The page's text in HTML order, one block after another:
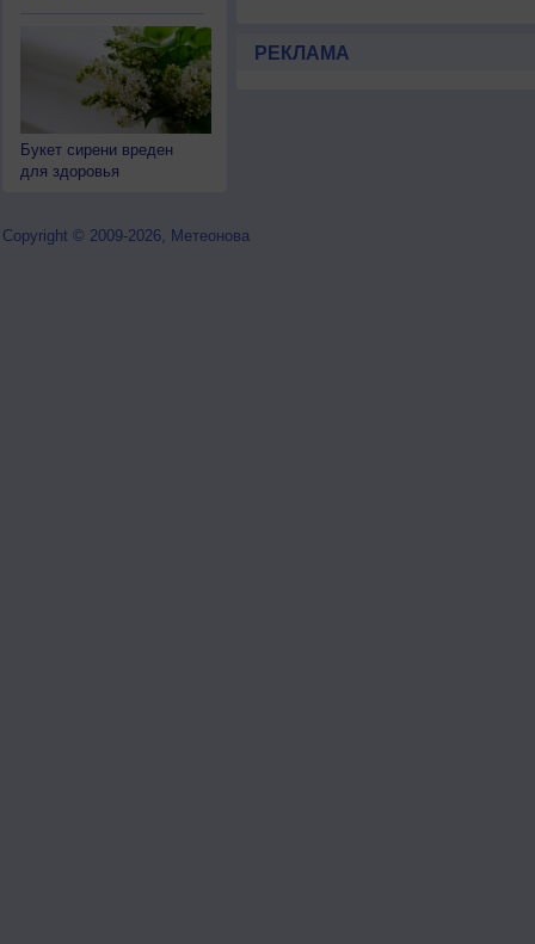
Букет сирени вреден
для здоровья
РЕКЛАМА
Copyright © 2009-2026, Метеонова